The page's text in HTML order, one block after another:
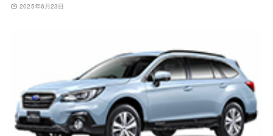
2025年6月23日